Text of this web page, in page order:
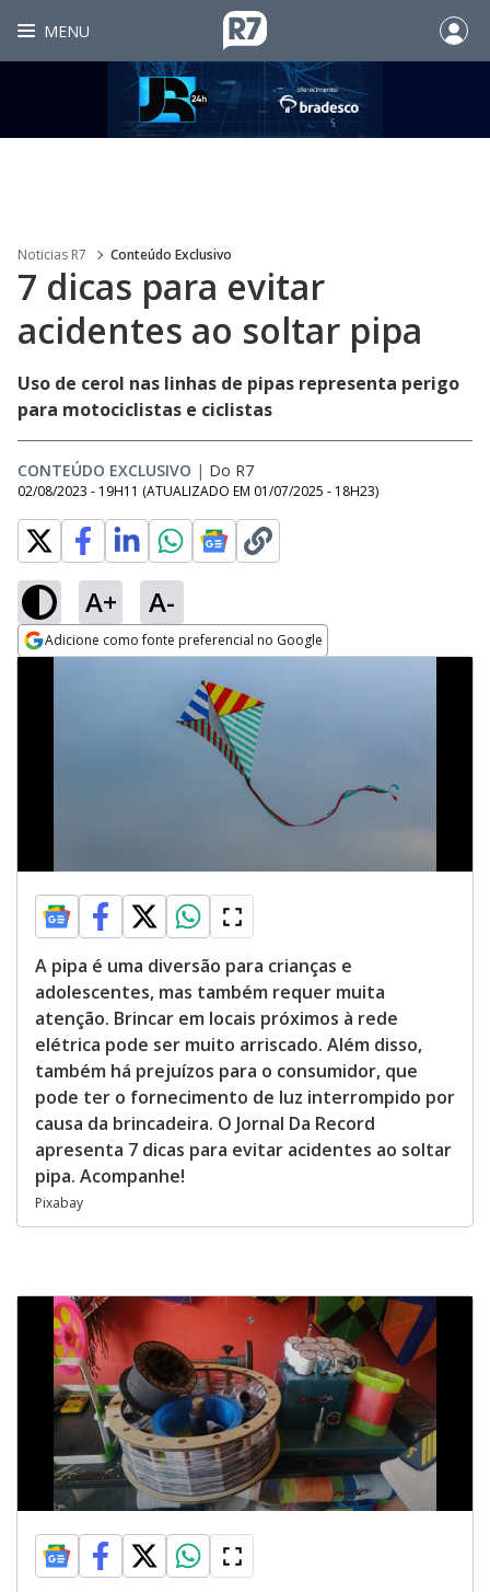
MENU
Noticias R7 Conteúdo Exclusivo
7 dicas para evitar
acidentes ao soltar pipa
Uso de cerol nas linhas de pipas representa perigo
para motociclistas e ciclistas
CONTEÚDO EXCLUSIVO | Do R7
02/08/2023 - 19H11 (ATUALIZADO EM 01/07/2025 - 18H23)
A+ A-
Adicione como fonte preferencial no Google
A pipa é uma diversão para crianças e
adolescentes, mas também requer muita
atenção. Brincar em locais próximos à rede
elétrica pode ser muito arriscado. Além disso,
também há prejuízos para o consumidor, que
pode ter o fornecimento de luz interrompido por
causa da brincadeira. O Jornal Da Record
apresenta 7 dicas para evitar acidentes ao soltar
pipa. Acompanhe!
Pixabay